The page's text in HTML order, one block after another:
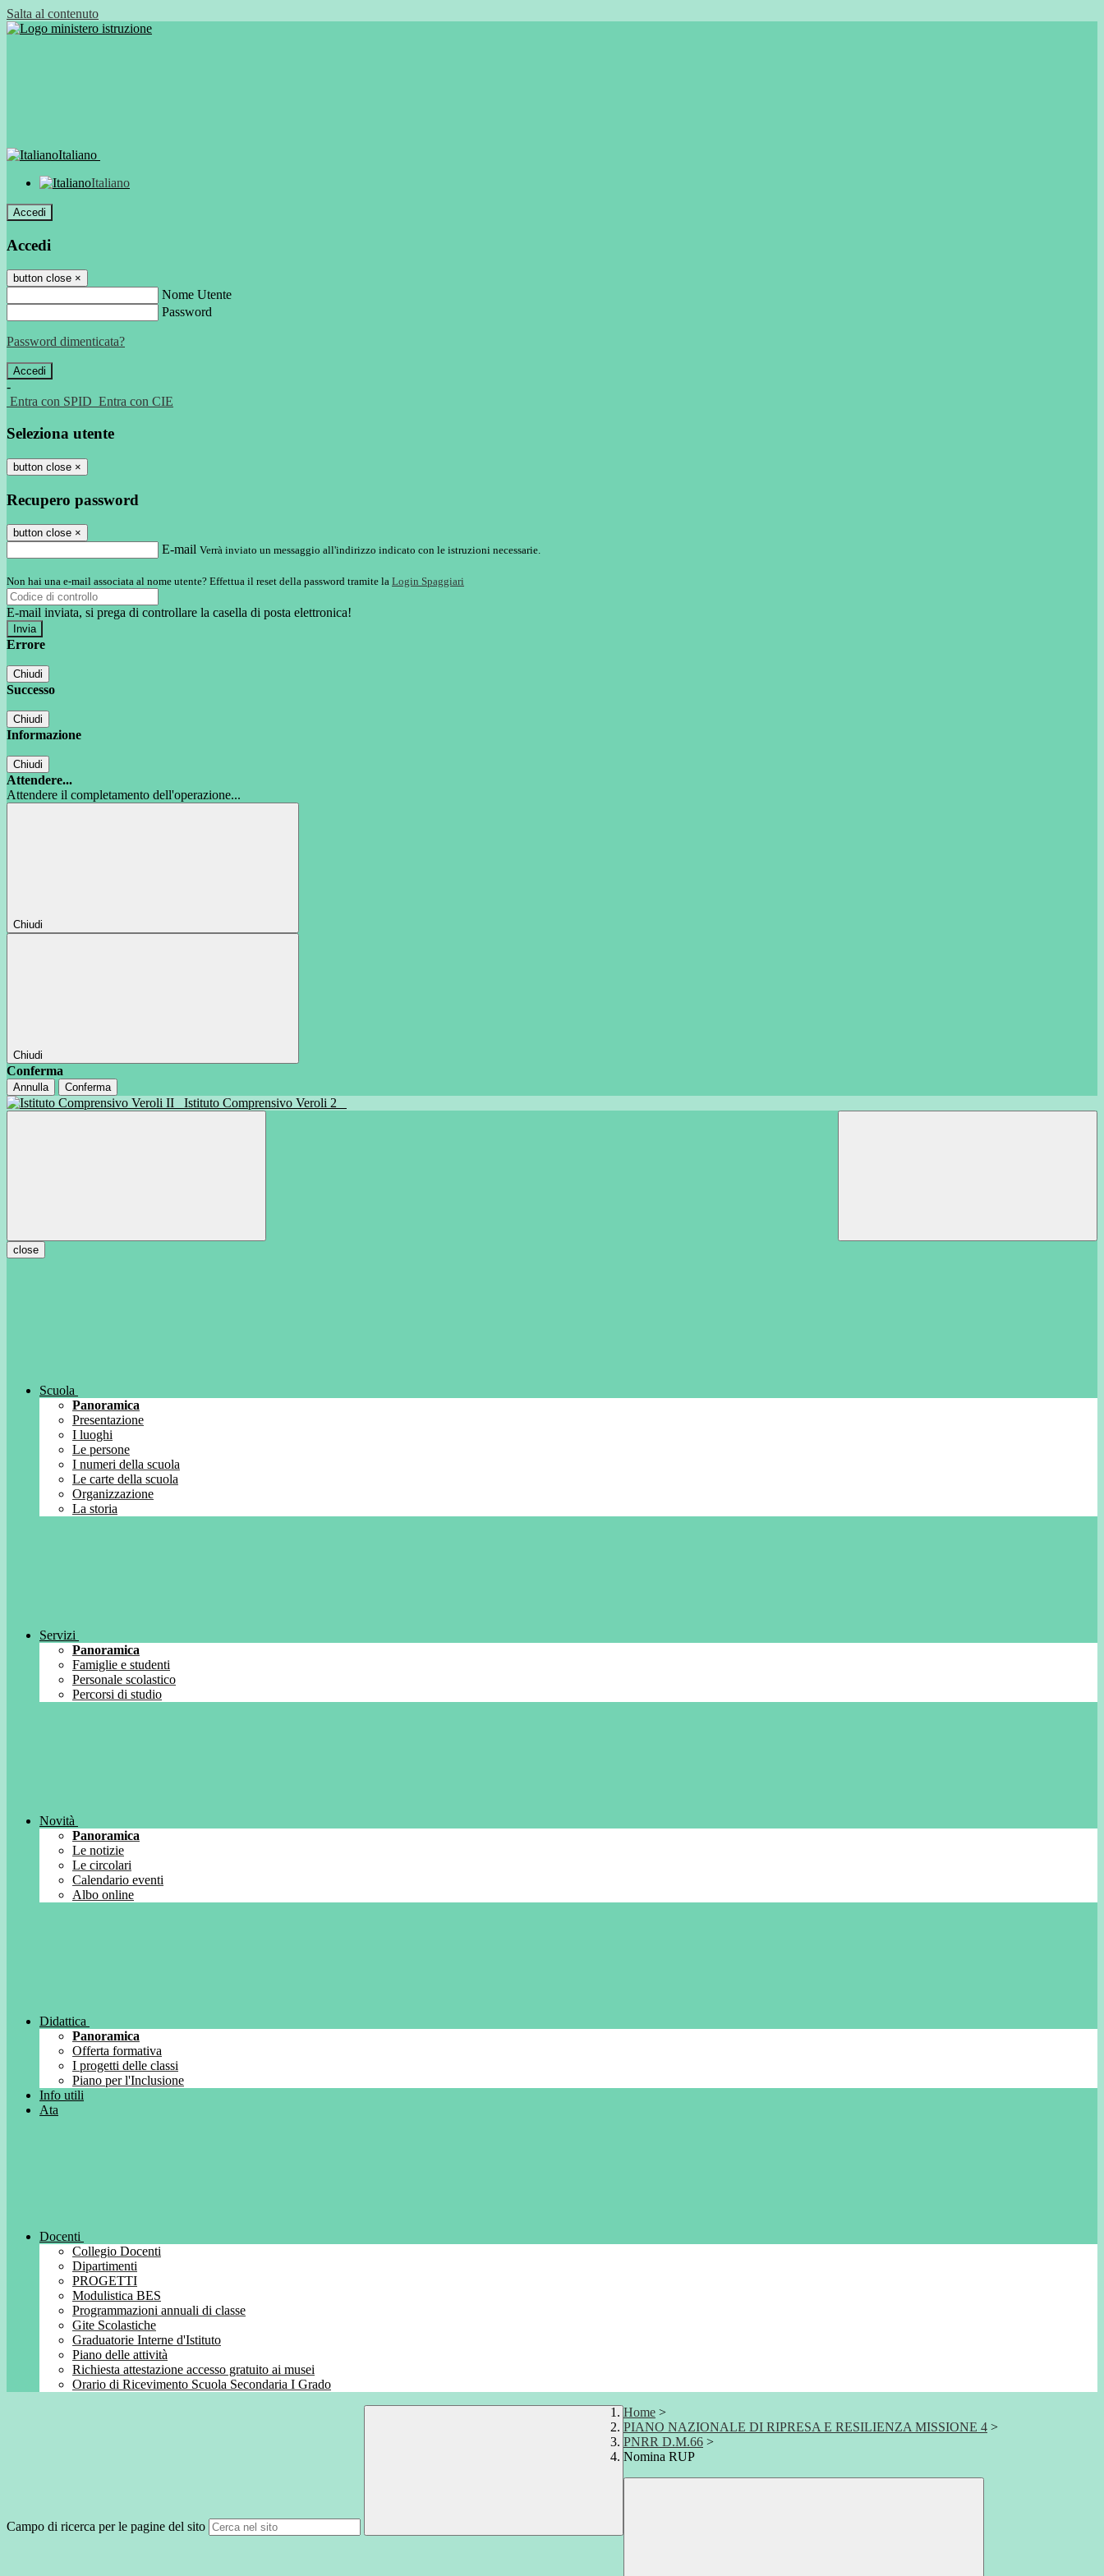
Salta al contenuto
Italiano
Italiano
Accedi
Accedi
button close ×
Nome Utente
Password
Password dimenticata?
-
Entra con SPID Entra con CIE
Seleziona utente
button close ×
Recupero password
button close ×
E-mail Verrà inviato un messaggio all'indirizzo indicato con le istruzioni necessarie.
Non hai una e-mail associata al nome utente? Effettua il reset della password tramite la Login Spaggiari
E-mail inviata, si prega di controllare la casella di posta elettronica!
Errore
Chiudi
Successo
Chiudi
Informazione
Chiudi
Attendere...
Attendere il completamento dell'operazione...
Chiudi
Chiudi
Conferma
Annulla Conferma
Istituto Comprensivo Veroli 2
close
Scuola
Panoramica
Presentazione
I luoghi
Le persone
I numeri della scuola
Le carte della scuola
Organizzazione
La storia
Servizi
Panoramica
Famiglie e studenti
Personale scolastico
Percorsi di studio
Novità
Panoramica
Le notizie
Le circolari
Calendario eventi
Albo online
Didattica
Panoramica
Offerta formativa
I progetti delle classi
Piano per l'Inclusione
Info utili
Ata
Docenti
Collegio Docenti
Dipartimenti
PROGETTI
Modulistica BES
Programmazioni annuali di classe
Gite Scolastiche
Graduatorie Interne d'Istituto
Piano delle attività
Richiesta attestazione accesso gratuito ai musei
Orario di Ricevimento Scuola Secondaria I Grado
Campo di ricerca per le pagine del sito
Home >
PIANO NAZIONALE DI RIPRESA E RESILIENZA MISSIONE 4 >
PNRR D.M.66 >
Nomina RUP